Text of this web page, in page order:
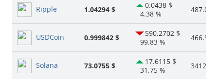
Ripple 1.04294 $
0.0438 $
4.38 %
487.05 ₸
USDCoin 0.999842 $
590.2702 $
99.83 %
466.93 ₸
Solana 73.0755 $
17.6115 $
31.75 %